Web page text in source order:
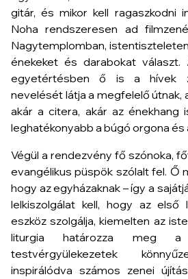
gitár, és mikor kell ragaszkodni
Noha rendszeresen ad
Nagytemplomban,
énekeket és darabokat választ.
egyetértésben ő is a hívek
nevelését látja a megfelelő útnak,
akár a citera, akár az énekhang
leghatékonyabb a búgó orgona és
Végül a rendezvény fő szónoka,
evangélikus püspök szólalt fel. Ő
hogy az egyházaknak – így a
lelkiszolgálat kell, hogy az első
eszköz szolgálja, kiemelten az
liturgia határozza meg
testvérgyülekezetek
inspirálódva számos zenei